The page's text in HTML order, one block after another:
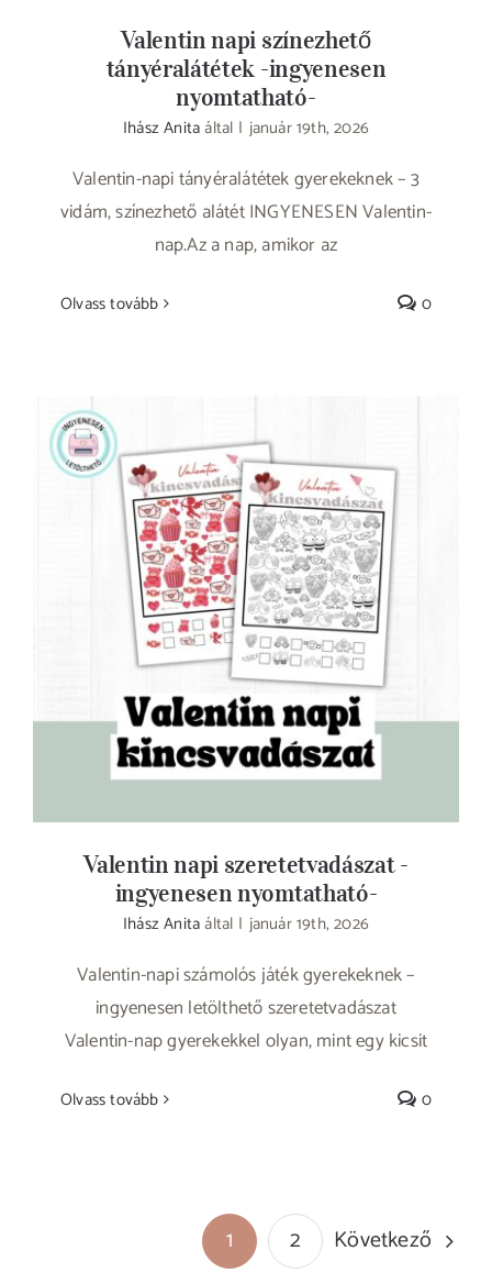
Valentin napi színezhető
tányéralátétek -ingyenesen
nyomtatható-
Ihász Anitaáltal | január 19th, 2026
Valentin-napi tányéralátétek gyerekeknek – 3
vidám, színezhető alátét INGYENESEN Valentin-
nap.Az a nap, amikor az
Olvass tovább 0
Valentin napi szeretetvadászat -ingyenesen
nyomtatható-
Valentin napi szeretetvadászat -
ingyenesen nyomtatható-
Ihász Anitaáltal | január 19th, 2026
Valentin-napi számolós játék gyerekeknek –
ingyenesen letölthető szeretetvadászat
Valentin-nap gyerekekkel olyan, mint egy kicsit
Olvass tovább 0
1 2 Következő